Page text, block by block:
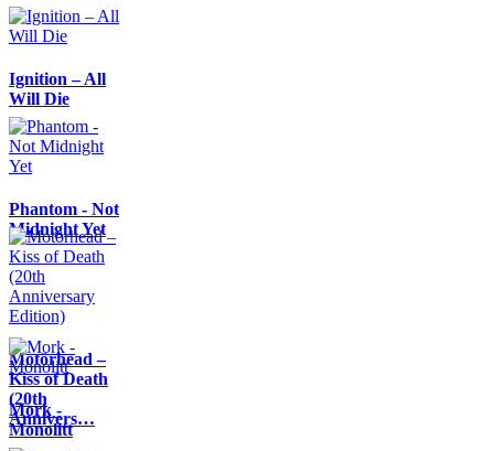
Ignition – All
Will Die
Phantom - Not
Midnight Yet
Motörhead –
Kiss of Death
(20th
Annivers…
Mork -
Monolitt